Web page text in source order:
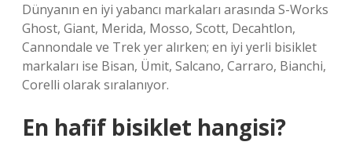
Dünyanın en iyi yabancı markaları arasında S-Works
Ghost, Giant, Merida, Mosso, Scott, Decahtlon,
Cannondale ve Trek yer alırken; en iyi yerli bisiklet
markaları ise Bisan, Ümit, Salcano, Carraro, Bianchi,
Corelli olarak sıralanıyor.
En hafif bisiklet hangisi?